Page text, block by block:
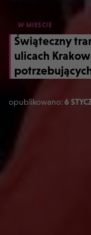
W MIEŚCIE
Świąteczny
ulicach
opublikowano:6